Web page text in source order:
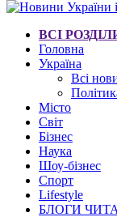
ВСІ
Головна
Україна
Всі
Місто
Світ
Бізнес
Наука
Шоу-бізнес
Спорт
Lifestyle
БЛОГИ